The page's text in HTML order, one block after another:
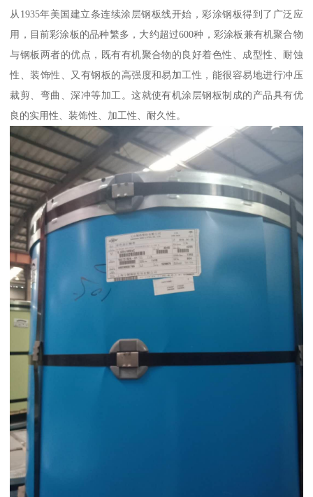
从1935年美国建立条连续涂层钢板线开始，彩涂钢板得到了广泛应
用，目前彩涂板的品种繁多，大约超过600种，彩涂板兼有机聚合物
与钢板两者的优点，既有有机聚合物的良好着色性、成型性、耐蚀
性、装饰性、又有钢板的高强度和易加工性，能很容易地进行冲压
裁剪、弯曲、深冲等加工。这就使有机涂层钢板制成的产品具有优
良的实用性、装饰性、加工性、耐久性。